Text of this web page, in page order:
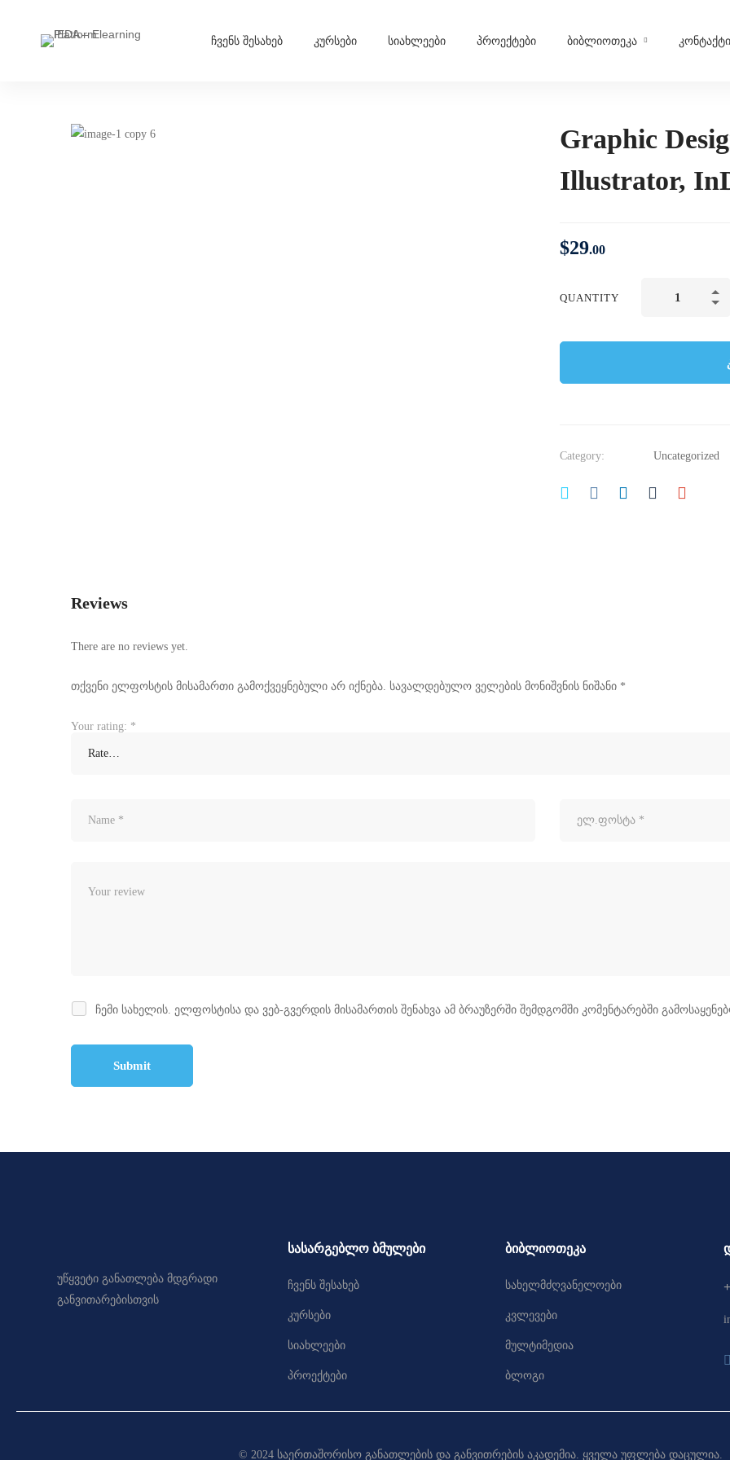
ჩვენს შესახებ კურსები სიახლეები პროექტები ბიბლიოთეკა კონტაქტი
Graphic
Illustrator,
$29.00
QUANTITY
Category: Uncategorized
Reviews
There are no reviews yet.
თქვენი ელფოსტის მისამართი გამოქვეყნებული არ იქნება. სავალდებულო ველების მონიშვნის ნიშანი *
Your rating: *
ჩემი სახელის. ელფოსტისა და ვებ-გვერდის მისამართის შენახვა ამ ბრაუზერში შემდგომში კომენტარებში
უწყვეტი განათლება მდგრადი
განვითარებისთვის
სასარგებლო ბმულები
ჩვენს შესახებ
კურსები
სიახლეები
პროექტები
ბიბლიოთეკა
სახელმძღვანელოები
კვლევები
მულტიმედია
ბლოგი
© 2024 საერთაშორისო განათლების და განვითრების აკადემია. ყველა უფლება დაცულია.